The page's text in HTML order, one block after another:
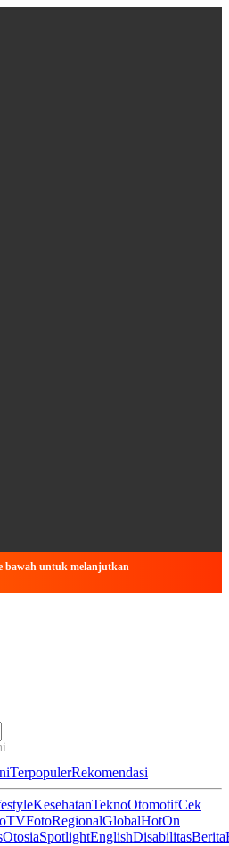
bawah untuk melanjutkan
TerpopulerRekomendasi
KesehatanTeknoOtomotifCek
TVFotoRegionalGlobalHotOn
OtosiaSpotlightEnglishDisabilitasBerita